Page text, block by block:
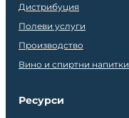
Дистрибуция
Полеви услуги
Производство
Вино и спиртни напитки
Ресурси